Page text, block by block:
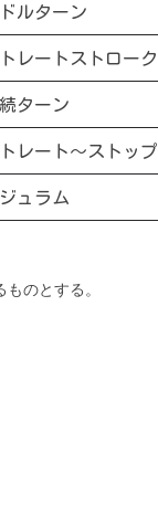
ルターン
レートストローク
ターン
レート～ストップ
ュラム
のとする。